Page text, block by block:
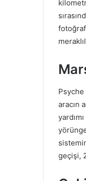
Psyche
aracın
geçişi,